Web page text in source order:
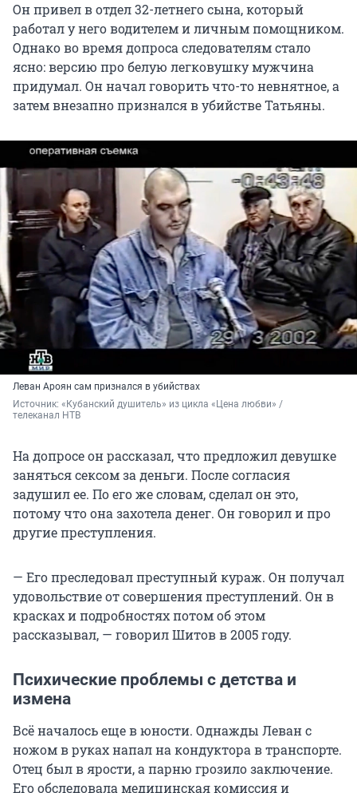
Он привел в отдел 32-летнего сына, который
работал у него водителем и личным помощником.
Однако во время допроса следователям стало
ясно: версию про белую легковушку мужчина
придумал. Он начал говорить что-то невнятное, а
затем внезапно признался в убийстве Татьяны.
Леван Ароян сам признался в убийствах
Источник: «Кубанский душитель» из цикла «Цена любви» /
телеканал НТВ
На допросе он рассказал, что предложил девушке
заняться сексом за деньги. После согласия
задушил ее. По его же словам, сделал он это,
потому что она захотела денег. Он говорил и про
другие преступления.
— Его преследовал преступный кураж. Он получал
удовольствие от совершения преступлений. Он в
красках и подробностях потом об этом
рассказывал, — говорил Шитов в 2005 году.
Психические проблемы с детства и
измена
Всё началось еще в юности. Однажды Леван с
ножом в руках напал на кондуктора в транспорте.
Отец был в ярости, а парню грозило заключение.
Его обследовала медицинская комиссия и